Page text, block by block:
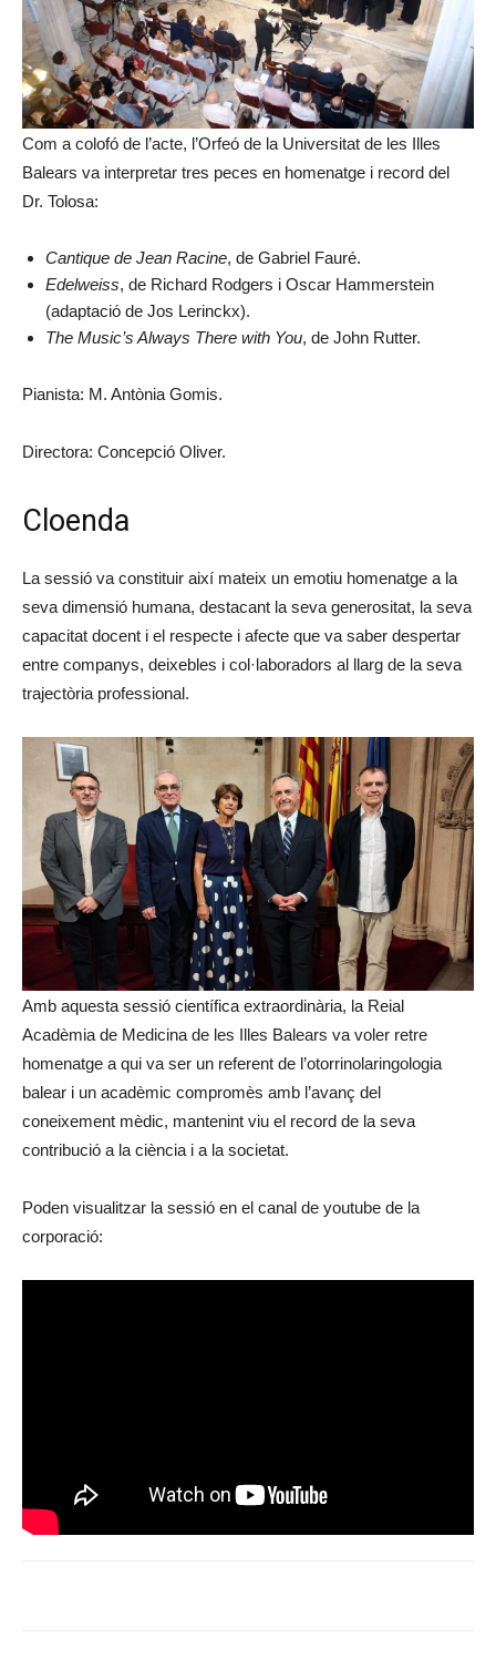
Com a colofó de l’acte, l’Orfeó de la Universitat de les Illes
Balears va interpretar tres peces en homenatge i record del
Dr. Tolosa:
Cantique de Jean Racine, de Gabriel Fauré.
Edelweiss, de Richard Rodgers i Oscar Hammerstein
(adaptació de Jos Lerinckx).
The Music’s Always There with You, de John Rutter.
Pianista: M. Antònia Gomis.
Directora: Concepció Oliver.
Cloenda
La sessió va constituir així mateix un emotiu homenatge a la
seva dimensió humana, destacant la seva generositat, la seva
capacitat docent i el respecte i afecte que va saber despertar
entre companys, deixebles i col·laboradors al llarg de la seva
trajectòria professional.
Amb aquesta sessió científica extraordinària, la Reial
Acadèmia de Medicina de les Illes Balears va voler retre
homenatge a qui va ser un referent de l’otorrinolaringologia
balear i un acadèmic compromès amb l’avanç del
coneixement mèdic, mantenint viu el record de la seva
contribució a la ciència i a la societat.
Poden visualitzar la sessió en el canal de youtube de la
corporació: